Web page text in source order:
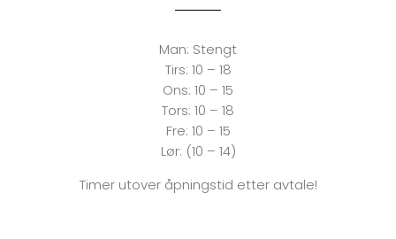
Man: Stengt
Tirs: 10 – 18
Ons: 10 – 15
Tors: 10 – 18
Fre: 10 – 15
Lør: (10 – 14)
Timer utover åpningstid etter avtale!